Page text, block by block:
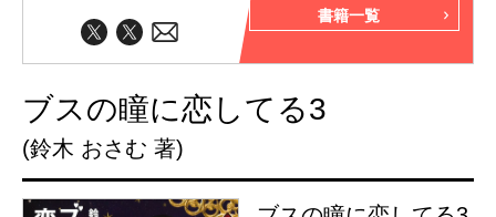
書籍一覧
ブスの瞳に恋してる3
(鈴木 おさむ 著)